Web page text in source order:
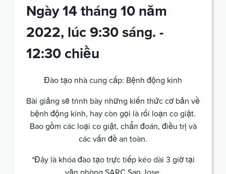
Ngày 14 tháng 10 năm
2022, lúc 9:30 sáng. -
12:30 chiều
Đào tạo nhà cung cấp: Bệnh động kinh
Bài giảng sẽ trình bày những kiến thức cơ bản về
bệnh động kinh, hay còn gọi là rối loạn co giật.
Bao gồm các loại co giật, chẩn đoán, điều trị và
các vấn đề an toàn.
*Đây là khóa đào tạo trực tiếp kéo dài 3 giờ tại